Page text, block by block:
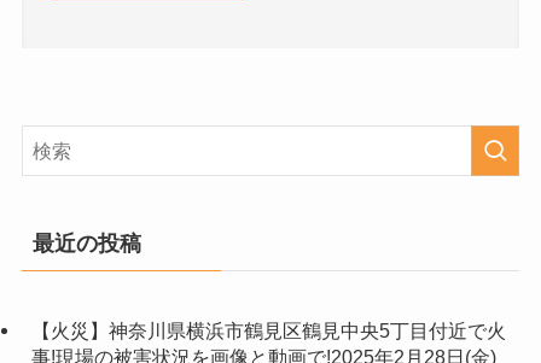
最近の投稿
【火災】神奈川県横浜市鶴見区鶴見中央5丁目付近で火
事!現場の被害状況を画像と動画で!2025年2月28日(金)